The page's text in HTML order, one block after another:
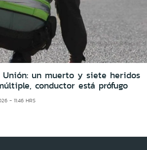
Unión: un muerto y siete heridos
conductor está prófugo
- 11:46 HRS